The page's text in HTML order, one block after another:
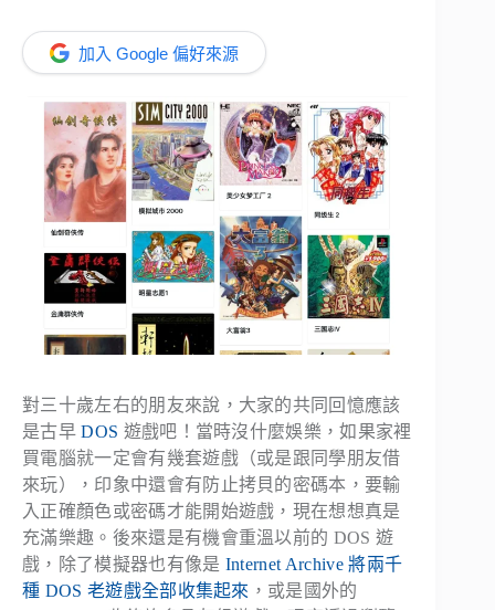
加入 Google 偏好來源
對三十歲左右的朋友來說，大家的共同回憶應該
是古早DOS 遊戲吧！當時沒什麼娛樂，如果家裡
買電腦就一定會有幾套遊戲（或是跟同學朋友借
來玩），印象中還會有防止拷貝的密碼本，要輸
入正確顏色或密碼才能開始遊戲，現在想想真是
充滿樂趣。後來還是有機會重溫以前的 DOS 遊
戲，除了模擬器也有像是 Internet Archive 將兩千
種 DOS 老遊戲全部收集起來 ，或是國外的